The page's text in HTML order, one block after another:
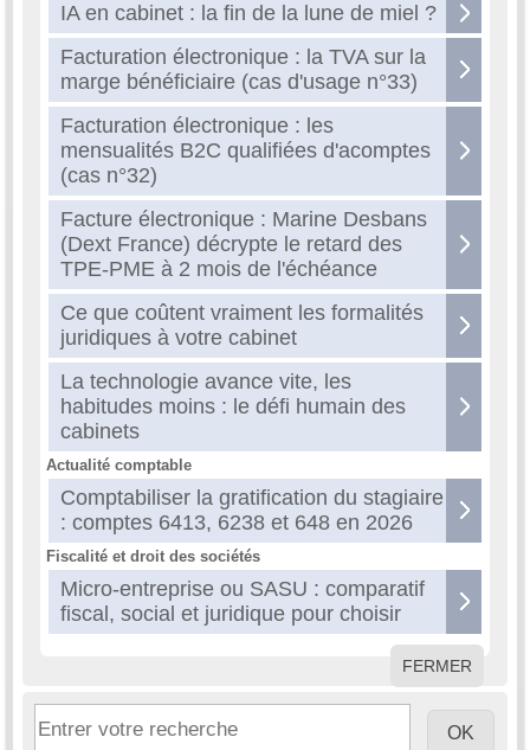
IA en cabinet : la fin de la lune de miel ?
Facturation électronique : la TVA sur la
marge bénéficiaire (cas d'usage n°33)
Facturation électronique : les
mensualités B2C qualifiées d'acomptes
(cas n°32)
Facture électronique : Marine Desbans
(Dext France) décrypte le retard des
TPE-PME à 2 mois de l'échéance
Ce que coûtent vraiment les formalités
juridiques à votre cabinet
La technologie avance vite, les
habitudes moins : le défi humain des
cabinets
Actualité comptable
Comptabiliser la gratification du stagiaire
: comptes 6413, 6238 et 648 en 2026
Fiscalité et droit des sociétés
Micro-entreprise ou SASU : comparatif
fiscal, social et juridique pour choisir
FERMER